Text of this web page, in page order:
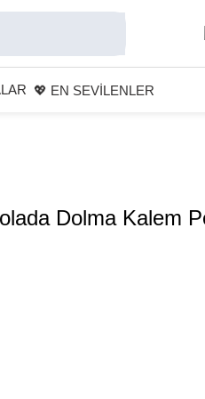
💖 EN SEVİLENLER
Dolma Kalem